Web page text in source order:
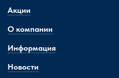
Акции
О компании
Информация
Новости